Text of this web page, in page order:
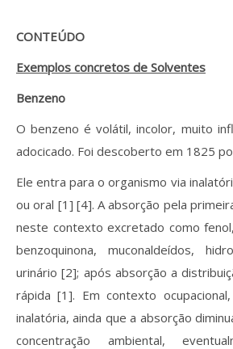
CONTEÚDO
Exemplos concretos de Solventes
Benzeno
O benzeno é volátil, incolor, muito
adocicado. Foi descoberto em 1825
Ele entra para o organismo via
ou oral [1] [4]. A absorção pela
neste contexto excretado como
benzoquinona, muconaldeídos,
urinário [2]; após absorção a
rápida [1]. Em contexto
inalatória, ainda que a absorção
concentração ambiental,